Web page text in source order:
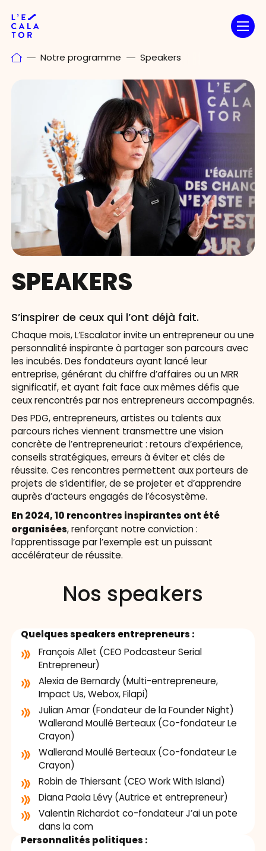
contenu
Notre programme
Speakers
SPEAKERS
S’inspirer de ceux qui l’ont déjà fait.
Chaque mois, L’Escalator invite un entrepreneur ou une
personnalité inspirante à partager son parcours avec
les incubés. Des fondateurs ayant lancé leur
entreprise, générant du chiffre d’affaires ou un MRR
significatif, et ayant fait face aux mêmes défis que
ceux rencontrés par nos entrepreneurs accompagnés.
Des PDG, entrepreneurs, artistes ou talents aux
parcours riches viennent transmettre une vision
concrète de l’entrepreneuriat : retours d’expérience,
conseils stratégiques, erreurs à éviter et clés de
réussite. Ces rencontres permettent aux porteurs de
projets de s’identifier, de se projeter et d’apprendre
auprès d’acteurs engagés de l’écosystème.
En 2024, 10 rencontres inspirantes ont été
organisées, renforçant notre conviction :
l’apprentissage par l’exemple est un puissant
accélérateur de réussite.
Nos speakers
Quelques speakers entrepreneurs :
François Allet (CEO Podcasteur Serial
Entrepreneur)
Alexia de Bernardy (Multi-entrepreneure,
Impact Us, Webox, Filapi)
Julian Amar (Fondateur de la Founder Night)
Wallerand Moullé Berteaux (Co-fondateur Le
Crayon)
Wallerand Moullé Berteaux (Co-fondateur Le
Crayon)
Robin de Thiersant (CEO Work With Island)
Diana Paola Lévy (Autrice et entrepreneur)
Valentin Richardot co-fondateur J’ai un pote
dans la com
Personnalités politiques :